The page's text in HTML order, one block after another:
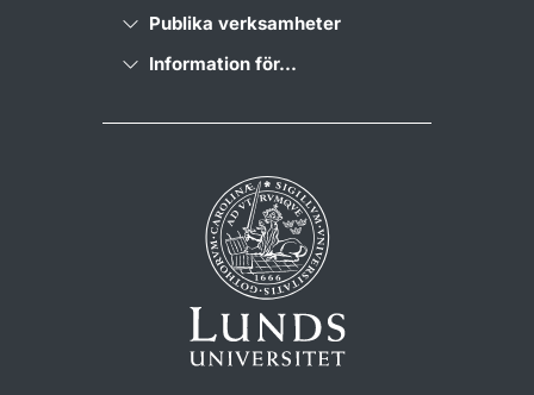
Publika verksamheter
Information för...